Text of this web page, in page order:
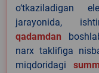
o‘tkaziladigan
jarayonida,
qadamdan
narx taklifiga
miqdoridagi